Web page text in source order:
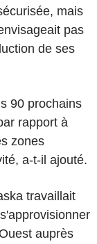
mais
pas
de ses
90 prochains
rapport à
zones
a-t-il ajouté.
travaillait
auprès